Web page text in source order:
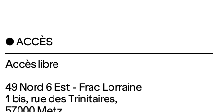
: 14h – 18h
Sam – Dim
: 11h – 19h
● ACCÈS
Accès libre
49 Nord 6 Est - Frac Lorraine
1 bis, rue des Trinitaires,